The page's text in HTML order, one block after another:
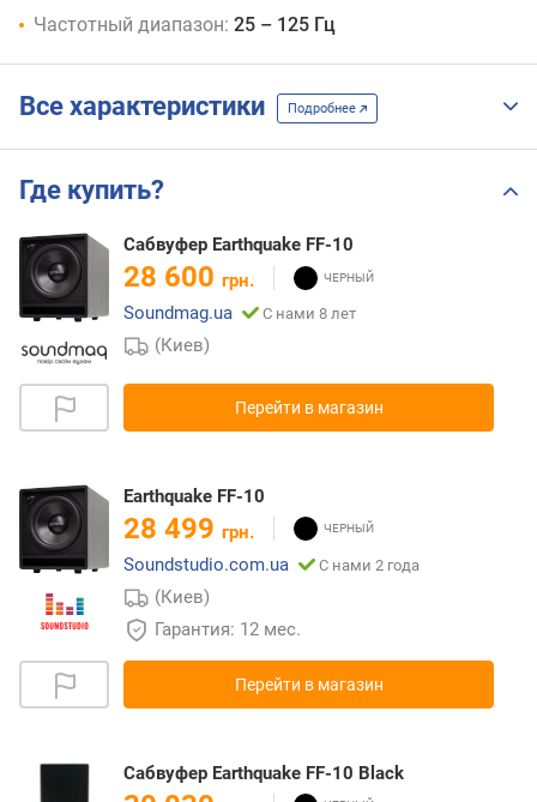
Частотный диапазон: 25 – 125 Гц
Все характеристики Подробнее
Где купить?
Сабвуфер Earthquake FF-10
28 600 грн.
Soundmag.ua
С нами 8 лет
(Киев)
Перейти в магазин
Earthquake FF-10
28 499 грн.
Soundstudio.com.ua
С нами 2 года
(Киев)
Гарантия: 12 мес.
Перейти в магазин
Сабвуфер Earthquake FF-10 Black